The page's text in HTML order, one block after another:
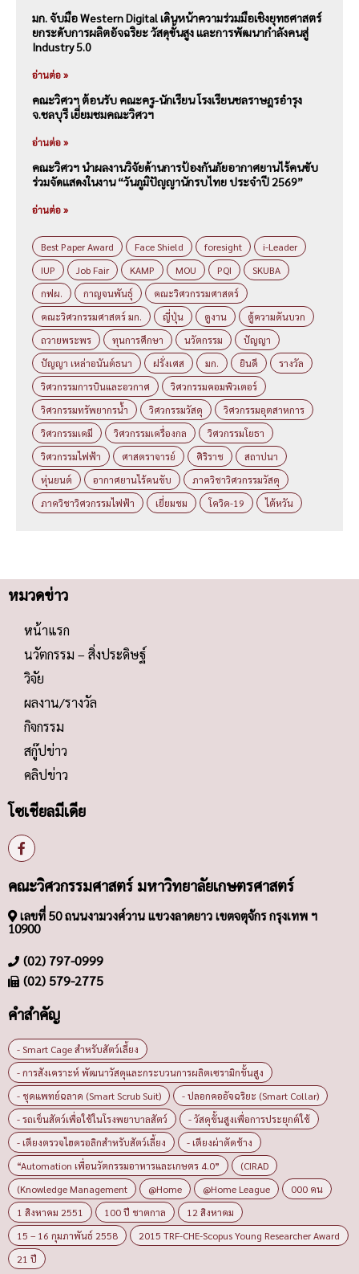
มก. จับมือ Western Digital เดินหน้าความร่วมมือเชิงยุทธศาสตร์
ยกระดับการผลิตอัจฉริยะ วัสดุขั้นสูง และการพัฒนากำลังคนสู่
Industry 5.0
อ่านต่อ »
คณะวิศวฯ ต้อนรับ คณะครู-นักเรียน โรงเรียนชลราษฎรอำรุง
จ.ชลบุรี เยี่ยมชมคณะวิศวฯ
อ่านต่อ »
คณะวิศวฯ นำผลงานวิจัยด้านการป้องกันภัยอากาศยานไร้คนขับ
ร่วมจัดแสดงในงาน “วันภูมิปัญญานักรบไทย ประจำปี 2569”
อ่านต่อ »
Best Paper Award Face Shield foresight
i-Leader
IUP
Job Fair KAMP MOU PQI
SKUBA
กฟผ.
กาญจนพันธุ์
คณะวิศวกรรมศาสตร์
คณะวิศวกรรมศาสตร์ มก.
ญี่ปุ่น ดูงาน
ตู้ความดันบวก
ถวายพระพร
ทุนการศึกษา นวัตกรรม
ปัญญา
ปัญญา เหล่าอนันต์ธนา
ฝรั่งเศส มก. ยินดี
รางวัล
วิศวกรรมการบินและอวกาศ
วิศวกรรมคอมพิวเตอร์
วิศวกรรมทรัพยากรน้ำ
วิศวกรรมวัสดุ
วิศวกรรมอุตสาหการ
วิศวกรรมเคมี
วิศวกรรมเครื่องกล
วิศวกรรมโยธา
วิศวกรรมไฟฟ้า
ศาสตราจารย์ ศิริราช
สถาปนา
หุ่นยนต์
อากาศยานไร้คนขับ
ภาควิชาวิศวกรรมวัสดุ
ภาควิชาวิศวกรรมไฟฟ้า
เยี่ยมชม โควิด-19 ไต้หวัน
หมวดข่าว
หน้าแรก
นวัตกรรม – สิ่งประดิษฐ์
วิจัย
ผลงาน/รางวัล
กิจกรรม
สกู๊ปข่าว
คลิปข่าว
โซเชียลมีเดีย
คณะวิศวกรรมศาสตร์ มหาวิทยาลัยเกษตรศาสตร์
เลขที่ 50 ถนนงามวงศ์วาน แขวงลาดยาว เขตจตุจักร กรุงเทพ ฯ
10900
(02) 797-0999
(02) 579-2775
คำสำคัญ
- Smart Cage สำหรับสัตว์เลี้ยง
- การสังเคราะห์ พัฒนาวัสดุและกระบวนการผลิตเซรามิกขั้นสูง
- ชุดแพทย์ฉลาด (Smart Scrub Suit)
- ปลอกคออัจฉริยะ (Smart Collar)
- รถเข็นสัตว์เพื่อใช้ในโรงพยาบาลสัตว์
- วัสดุขั้นสูงเพื่อการประยุกต์ใช้
- เตียงตรวจไฮดรอลิกสำหรับสัตว์เลี้ยง
- เตียงผ่าตัดช้าง
“Automation เพื่อนวัตกรรมอาหารและเกษตร 4.0”
(CIRAD
(Knowledge Management
@Home @Home League
000 คน
1 สิงหาคม 2551
100 ปี ชาตกาล
12 สิงหาคม
15 – 16 กุมภาพันธ์ 2558
2015 TRF-CHE-Scopus Young Researcher Award
21 ปี